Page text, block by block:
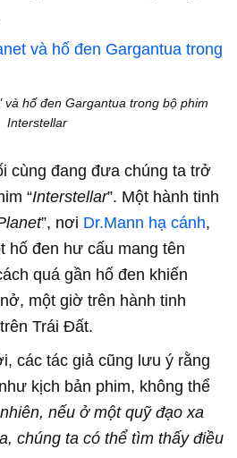
và hố đen Gargantua trong bộ phim
Interstellar
cùng đang đưa chúng ta trở
“Interstellar”. Một hành tinh
”, nơi Dr.Mann hạ cánh,
hố đen hư cấu mang tên
quá gần hố đen khiến
một giờ trên hành tinh
Trái Đất.
các tác giả cũng lưu ý rằng
kịch bản phim, không thể
nếu ở một quỹ đạo xa
chúng ta có thể tìm thấy điều